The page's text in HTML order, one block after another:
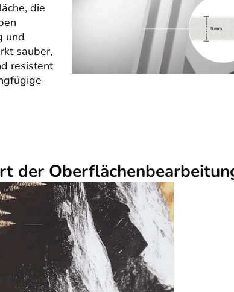
die
und
sauber,
resistent
der